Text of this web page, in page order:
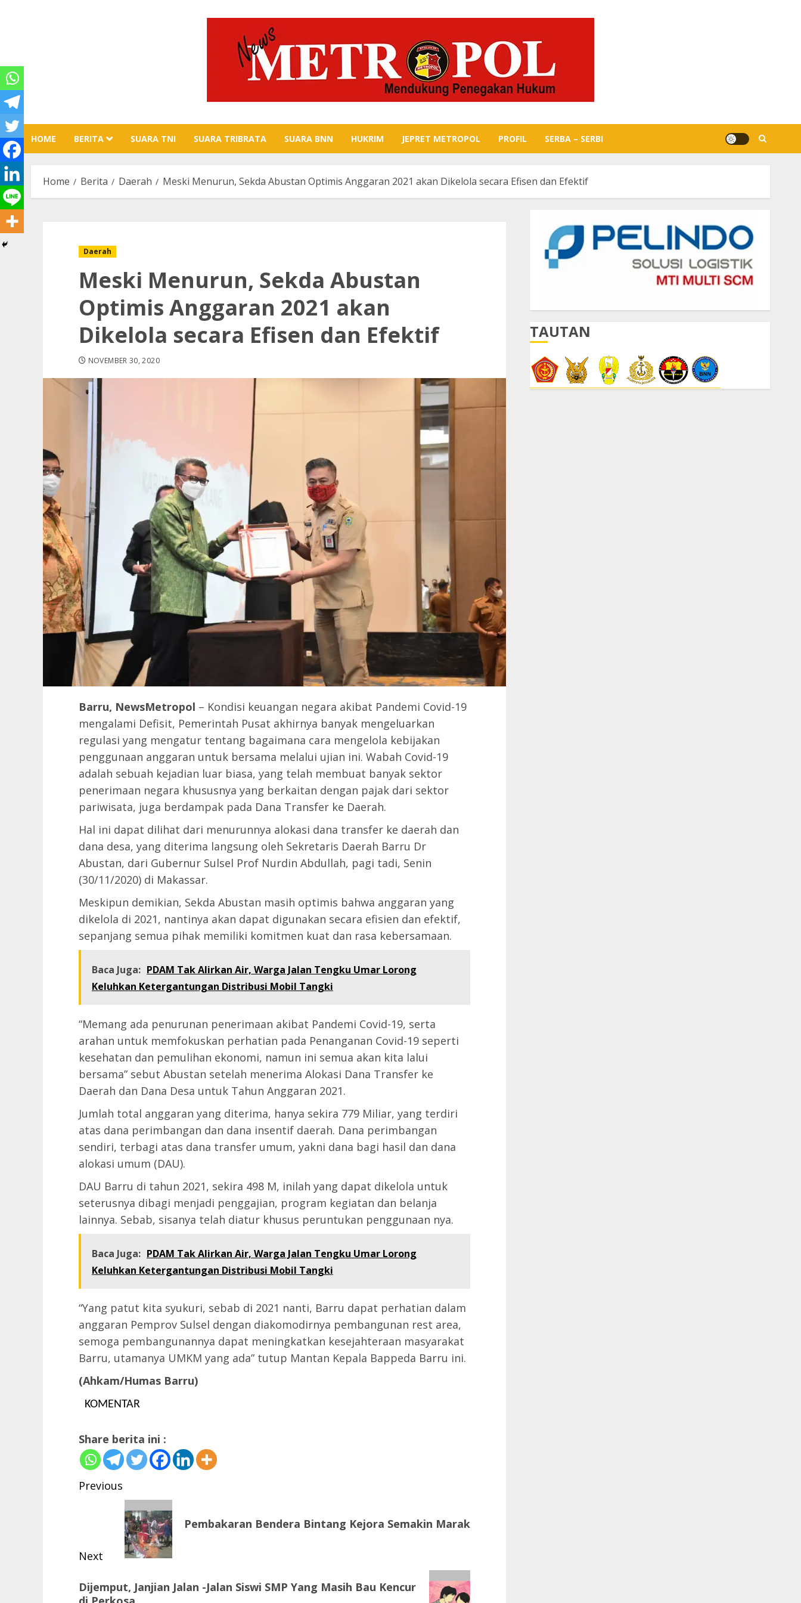
HOME BERITA SUARA TNI SUARA TRIBRATA SUARA BNN HUKRIM JEPRET METROPOL PROFIL SERBA – SERBI
Home Berita Daerah Meski Menurun, Sekda Abustan Optimis Anggaran 2021 akan Dikelola secara Efisen dan Efektif
Daerah
Meski Menurun, Sekda Abustan
Optimis Anggaran 2021 akan
Dikelola secara Efisen dan Efektif
NOVEMBER 30, 2020
Barru, NewsMetropol – Kondisi keuangan negara akibat Pandemi Covid-19
mengalami Defisit, Pemerintah Pusat akhirnya banyak mengeluarkan
regulasi yang mengatur tentang bagaimana cara mengelola kebijakan
penggunaan anggaran untuk bersama melalui ujian ini. Wabah Covid-19
adalah sebuah kejadian luar biasa, yang telah membuat banyak sektor
penerimaan negara khususnya yang berkaitan dengan pajak dari sektor
pariwisata, juga berdampak pada Dana Transfer ke Daerah.
Hal ini dapat dilihat dari menurunnya alokasi dana transfer ke daerah dan
dana desa, yang diterima langsung oleh Sekretaris Daerah Barru Dr
Abustan, dari Gubernur Sulsel Prof Nurdin Abdullah, pagi tadi, Senin
(30/11/2020) di Makassar.
Meskipun demikian, Sekda Abustan masih optimis bahwa anggaran yang
dikelola di 2021, nantinya akan dapat digunakan secara efisien dan efektif,
sepanjang semua pihak memiliki komitmen kuat dan rasa kebersamaan.
Baca Juga: PDAM Tak Alirkan Air, Warga Jalan Tengku Umar Lorong
Keluhkan Ketergantungan Distribusi Mobil Tangki
“Memang ada penurunan penerimaan akibat Pandemi Covid-19, serta
arahan untuk memfokuskan perhatian pada Penanganan Covid-19 seperti
kesehatan dan pemulihan ekonomi, namun ini semua akan kita lalui
bersama” sebut Abustan setelah menerima Alokasi Dana Transfer ke
Daerah dan Dana Desa untuk Tahun Anggaran 2021.
Jumlah total anggaran yang diterima, hanya sekira 779 Miliar, yang terdiri
atas dana perimbangan dan dana insentif daerah. Dana perimbangan
sendiri, terbagi atas dana transfer umum, yakni dana bagi hasil dan dana
alokasi umum (DAU).
DAU Barru di tahun 2021, sekira 498 M, inilah yang dapat dikelola untuk
seterusnya dibagi menjadi penggajian, program kegiatan dan belanja
lainnya. Sebab, sisanya telah diatur khusus peruntukan penggunaan nya.
Baca Juga: PDAM Tak Alirkan Air, Warga Jalan Tengku Umar Lorong
Keluhkan Ketergantungan Distribusi Mobil Tangki
“Yang patut kita syukuri, sebab di 2021 nanti, Barru dapat perhatian dalam
anggaran Pemprov Sulsel dengan diakomodirnya pembangunan rest area,
semoga pembangunannya dapat meningkatkan kesejahteraan masyarakat
Barru, utamanya UMKM yang ada” tutup Mantan Kepala Bappeda Barru ini.
(Ahkam/Humas Barru)
KOMENTAR
Share berita ini :
Post
navigation
Previous
Pembakaran Bendera Bintang Kejora Semakin Marak
Next
post:
Dijemput, Janjian Jalan -Jalan Siswi SMP Yang Masih Bau Kencur
TAUTAN